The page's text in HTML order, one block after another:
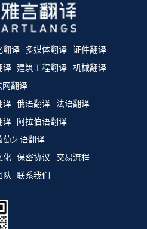
翻译 多媒体翻译 证件翻译
译 建筑工程翻译 机械翻译
网翻译
译 俄语翻译
法语翻译
译 阿拉伯语翻译
萄牙语翻译
化 保密协议
交易流程
队
联系我们